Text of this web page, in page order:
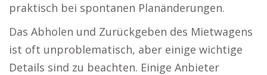
praktisch bei spontanen Planänderungen.
Das Abholen und Zurückgeben des Mietwagens
ist oft unproblematisch, aber einige wichtige
Details sind zu beachten. Einige Anbieter